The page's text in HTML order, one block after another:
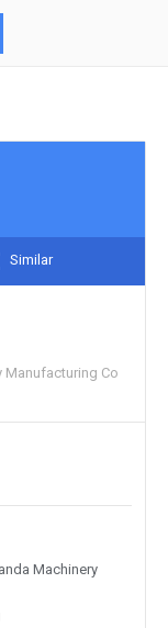
Similar
Manufacturing Co
Machinery